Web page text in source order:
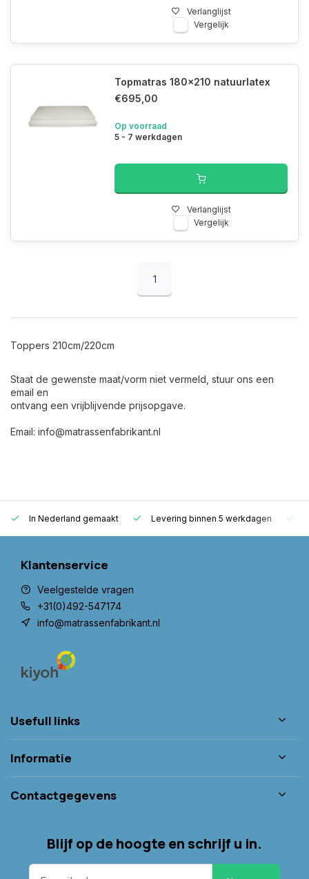
Verlanglijst
Vergelijk
Topmatras 180x210 natuurlatex
€695,00
Op voorraad
5 - 7 werkdagen
Verlanglijst
Vergelijk
1
Toppers 210cm/220cm
Staat de gewenste maat/vorm niet vermeld, stuur ons een
email en
ontvang een vrijblijvende prijsopgave.
Email: info@matrassenfabrikant.nl
In Nederland gemaakt Levering binnen 5 werkdagen
Klantenservice
Veelgestelde vragen
+31(0)492-547174
info@matrassenfabrikant.nl
Usefull links
Informatie
Contactgegevens
Blijf op de hoogte en schrijf u in.